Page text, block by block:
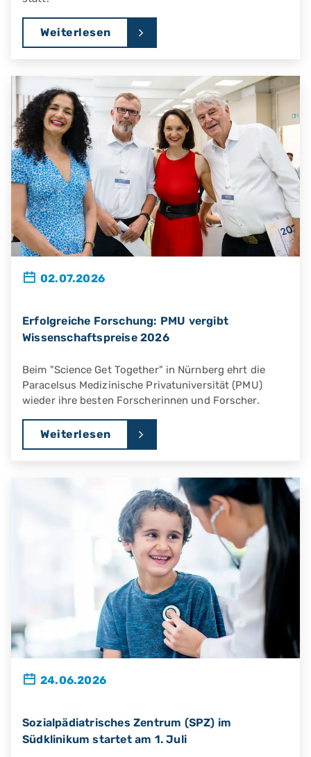
Weiterlesen
02.07.2026
Erfolgreiche Forschung: PMU vergibt
Wissenschaftspreise 2026
Beim "Science Get Together" in Nürnberg ehrt die
Paracelsus Medizinische Privatuniversität (PMU)
wieder ihre besten Forscherinnen und Forscher.
Weiterlesen
24.06.2026
Sozialpädiatrisches Zentrum (SPZ) im
Südklinikum startet am 1. Juli